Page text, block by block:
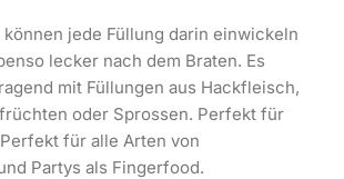
können jede Füllung darin einwickeln
lecker nach dem Braten. Es
mit Füllungen aus Hackfleisch,
oder Sprossen. Perfekt für
für alle Arten von
Partys als Fingerfood.